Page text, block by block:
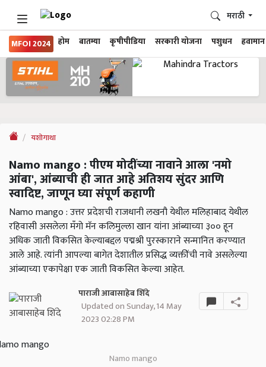
MFOI 2024 होम बातम्या कृषीपीडिया सरकारी योजना पशुधन हवामान
मराठी
यशोगाथा
Namo mango : पीएम मोदींच्या नावाने आला 'नमो
आंबा', आंब्याची ही जात आहे अतिशय सुंदर आणि
स्वादिष्ट, जाणून घ्या संपूर्ण कहाणी
Namo mango : उत्तर प्रदेशची राजधानी लखनौ येथील मलिहाबाद येथील
रहिवासी असलेला मँगो मॅन कलिमुल्ला खान यांना आंब्याच्या ३०० हून
अधिक जाती विकसित केल्याबद्दल पद्मश्री पुरस्काराने सन्मानित करण्यात
आले आहे. त्यांनी आपल्या बागेत देशातील प्रसिद्ध व्यक्तींची नावे असलेल्या
आंब्याच्या एकापेक्षा एक जाती विकसित केल्या आहेत.
पाराजी आबासाहेब शिंदे
Updated on Sunday, 14 May
2023 02:28 PM
Namo mango